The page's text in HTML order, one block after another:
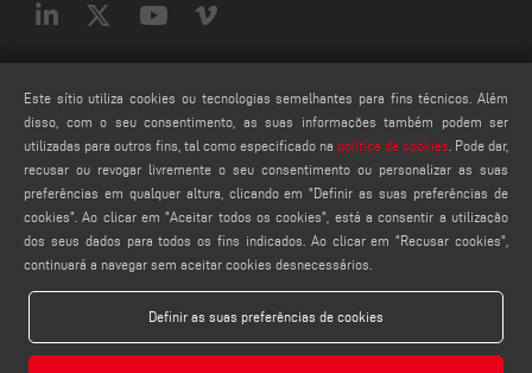
PRIVACY POLICY
LEGAL NOTES
COOKIE POLICY
Este sítio utiliza cookies ou tecnologias semelhantes para fins técnicos. Além
disso, com o seu consentimento, as suas informações também podem ser
utilizadas para outros fins, tal como especificado na política de cookies . Pode dar,
recusar ou revogar livremente o seu consentimento ou personalizar as suas
preferências em qualquer altura, clicando em "Definir as suas preferências de
cookies". Ao clicar em "Aceitar todos os cookies", está a consentir a utilização
dos seus dados para todos os fins indicados. Ao clicar em "Recusar cookies",
continuará a navegar sem aceitar cookies desnecessários.
Definir as suas preferências de cookies